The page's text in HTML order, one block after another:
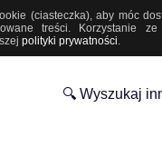
(ciasteczka), aby móc
treści. Korzystanie ze
polityki prywatności.
🔍 Wyszukaj